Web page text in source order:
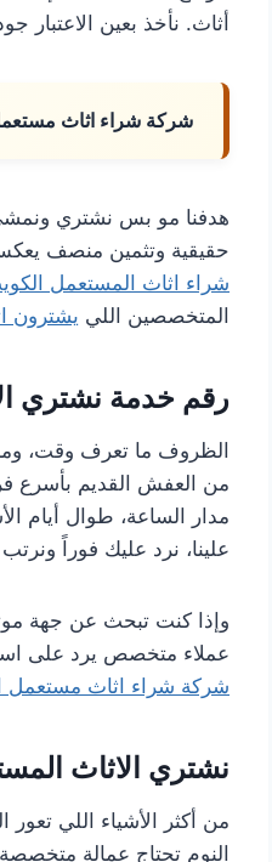
أثاث. نأخذ بعين الاعتبار
شركة شراء اثاث
هدفنا مو بس نشتري
حقيقية وتثمين منصف
شراء اثاث المستعمل
المتخصصين اللي يشترون
رقم خدمة نشتري
الظروف ما تعرف وقت،
من العفش القديم بأسرع
مدار الساعة، طوال أيام
علينا، نرد عليك فوراً
وإذا كنت تبحث عن جهة
عملاء متخصص يرد على
شركة شراء اثاث مستعمل
نشتري الاثاث
من أكثر الأشياء اللي
النوم تحتاج عمالة